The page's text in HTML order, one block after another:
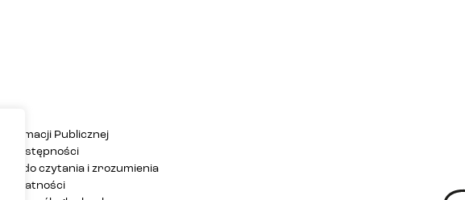
Publicznej
dostępności
do czytania i zrozumienia